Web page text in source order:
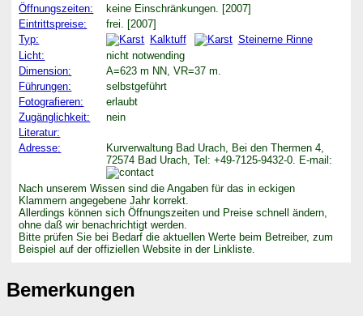
Öffnungszeiten:
keine Einschränkungen. [2007]
Eintrittspreise:
frei. [2007]
Typ:
Kalktuff
Steinerne Rinne
Licht:
nicht notwending
Dimension:
A=623 m NN, VR=37 m.
Führungen:
selbstgeführt
Fotografieren:
erlaubt
Zugänglichkeit:
nein
Literatur:
Adresse:
Kurverwaltung Bad Urach, Bei den Thermen 4,
72574 Bad Urach, Tel: +49-7125-9432-0. E-mail:
Nach unserem Wissen sind die Angaben für das in eckigen
Klammern angegebene Jahr korrekt.
Allerdings können sich Öffnungszeiten und Preise schnell ändern,
ohne daß wir benachrichtigt werden.
Bitte prüfen Sie bei Bedarf die aktuellen Werte beim Betreiber, zum
Beispiel auf der offiziellen Website in der Linkliste.
Bemerkungen